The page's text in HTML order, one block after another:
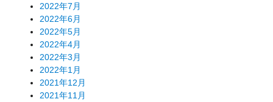
2022年7月
2022年6月
2022年5月
2022年4月
2022年3月
2022年1月
2021年12月
2021年11月